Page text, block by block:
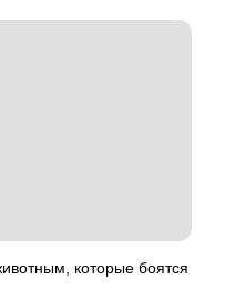
которые боятся